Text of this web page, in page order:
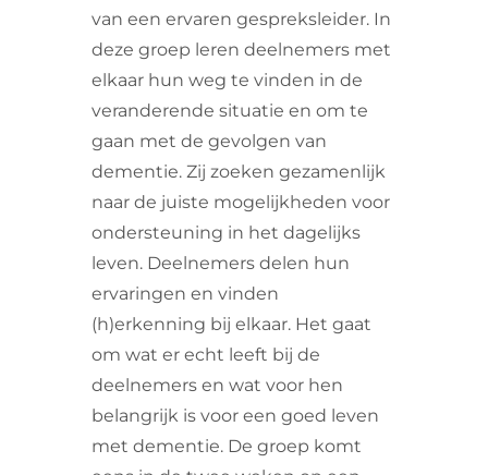
van een ervaren gespreksleider. In
deze groep leren deelnemers met
elkaar hun weg te vinden in de
veranderende situatie en om te
gaan met de gevolgen van
dementie. Zij zoeken gezamenlijk
naar de juiste mogelijkheden voor
ondersteuning in het dagelijks
leven. Deelnemers delen hun
ervaringen en vinden
(h)erkenning bij elkaar. Het gaat
om wat er echt leeft bij de
deelnemers en wat voor hen
belangrijk is voor een goed leven
met dementie. De groep komt